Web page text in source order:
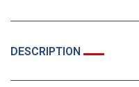
DESCRIPTION